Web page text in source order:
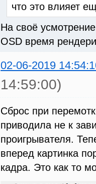
что это влияет
На своё
OSD время
02-06-2019
14:59:00)
Сброс при
приводила не к
проигрывателя.
вперед картинка
кадра. Это как то